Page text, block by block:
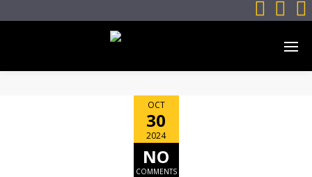
  
OCT
30
2024
NO
COMMENTS